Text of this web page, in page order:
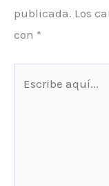
publicada. Los
con *